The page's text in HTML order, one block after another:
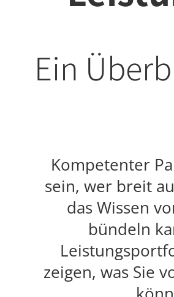
Ein
Kompetenter
sein, wer breit
das Wissen
bündeln
zeigen, was Sie